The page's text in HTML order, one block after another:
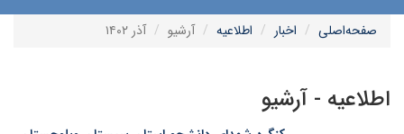
صفحه‌اصلی
اخبار اطلاعیه آرشیو آذر ۱۴۰۲
اطلاعیه - آرشیو